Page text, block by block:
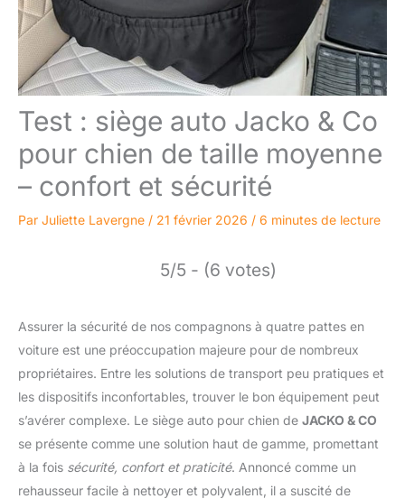
Test : siège auto Jacko & Co
pour chien de taille moyenne
– confort et sécurité
Par Juliette Lavergne / 21 février 2026 / 6 minutes de lecture
5/5 - (6 votes)
Assurer la sécurité de nos compagnons à quatre pattes en
voiture est une préoccupation majeure pour de nombreux
propriétaires. Entre les solutions de transport peu pratiques et
les dispositifs inconfortables, trouver le bon équipement peut
s’avérer complexe. Le siège auto pour chien de JACKO & CO
se présente comme une solution haut de gamme, promettant
à la fois sécurité, confort et praticité. Annoncé comme un
rehausseur facile à nettoyer et polyvalent, il a suscité de